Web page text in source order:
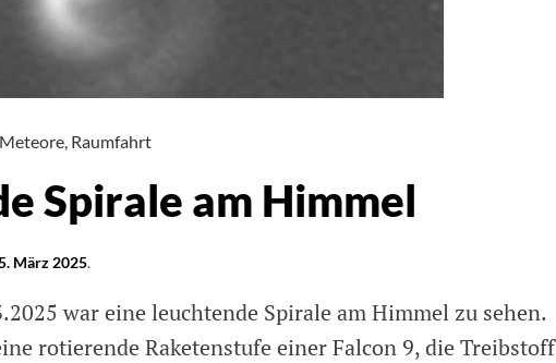
Meteore, Raumfahrt
Spirale am Himmel
März 2025.
war eine leuchtende Spirale am Himmel zu sehen.
rotierende Raketenstufe einer Falcon 9, die Treibstoff